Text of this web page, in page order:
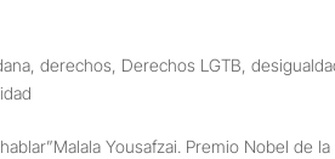
,derechos Derechos LGTB ,
Yousafzai. Premio Nobel de la